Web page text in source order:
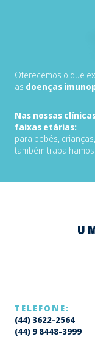
Oferecemos o que
as doenças
Nas nossas
faixas etárias:
para bebês,
também
TELEFONE:
(44) 3622-2564
(44) 9 8448-3999